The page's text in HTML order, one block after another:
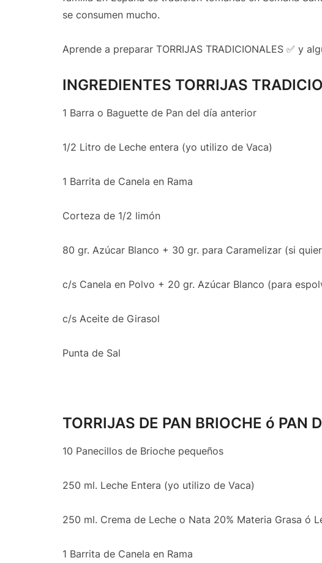
se consumen mucho.
Aprende a preparar TORRIJAS TRADICIONALES ✅ y
INGREDIENTES TORRIJAS
1 Barra o Baguette de Pan del día anterior
1/2 Litro de Leche entera (yo utilizo de Vaca)
1 Barrita de Canela en Rama
Corteza de 1/2 limón
80 gr. Azúcar Blanco + 30 gr. para Caramelizar (si
c/s Canela en Polvo + 20 gr. Azúcar Blanco (para
c/s Aceite de Girasol
Punta de Sal
TORRIJAS DE PAN BRIOCHE ó PAN
10 Panecillos de Brioche pequeños
250 ml. Leche Entera (yo utilizo de Vaca)
250 ml. Crema de Leche o Nata 20% Materia Grasa ó
1 Barrita de Canela en Rama